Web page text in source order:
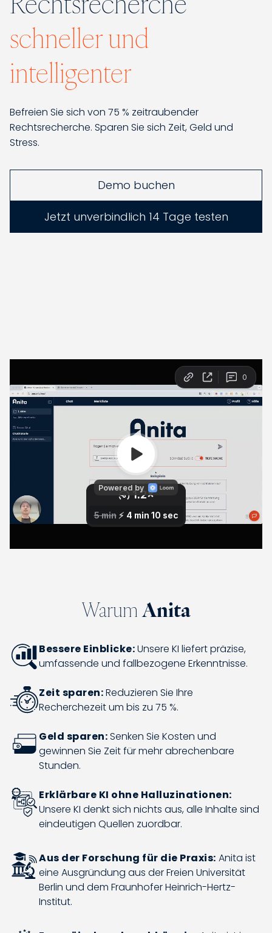
schneller und
intelligenter
Befreien Sie sich von 75 % zeitraubender
Rechtsrecherche. Sparen Sie sich Zeit, Geld und
Stress.
Demo buchen
Jetzt unverbindlich 14 Tage testen
WarumAnita
Bessere Einblicke:Unsere KI liefert präzise,
umfassende und fallbezogene Erkenntnisse.
Zeit sparen:Reduzieren Sie Ihre
Recherchezeit um bis zu 75 %.
Geld sparen:Senken Sie Kosten und
gewinnen Sie Zeit für mehr abrechenbare
Stunden.
Erklärbare KI ohne Halluzinationen:
Unsere KI denkt sich nichts aus, alle Inhalte sind
eindeutigen Quellen zuordbar.
Aus der Forschung für die Praxis: Anita ist
eine Ausgründung aus der Freien Universität
Berlin und dem Fraunhofer Heinrich-Hertz-
Institut.